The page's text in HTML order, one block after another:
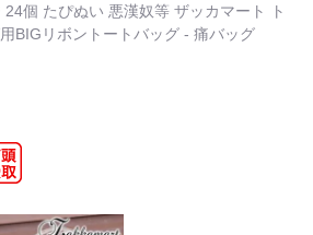
個 たぴぬい 悪漢奴等 ザッカマート ト
BIGリボントートバッグ - 痛バッグ